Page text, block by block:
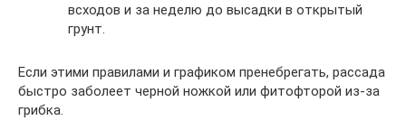
всходов и за неделю до высадки в открытый
грунт.
Если этими правилами и графиком пренебрегать, рассада
быстро заболеет черной ножкой или фитофторой из-за
грибка.